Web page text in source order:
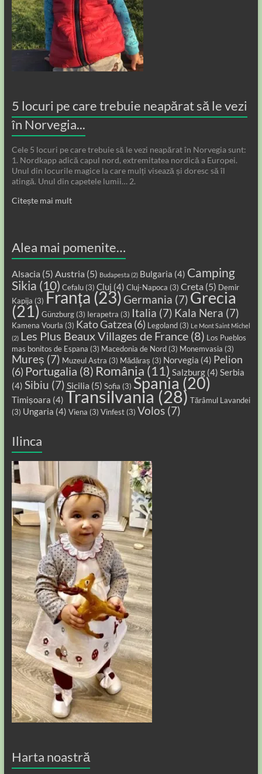
5 locuri pe care trebuie neapărat să le vezi
în Norvegia...
Cele 5 locuri pe care trebuie să le vezi neapărat în Norvegia sunt:
1. Nordkapp adică capul nord, extremitatea nordică a Europei.
Unul din locurile magice la care mulți visează și doresc să îl
atingă. Unul din capetele lumii… 2.
Citește mai mult
Alea mai pomenite…
Alsacia (5) Austria (5) Budapesta (2) Bulgaria (4) Camping
Sikia (10) Cefalu(3) Cluj (4) Cluj-Napoca (3) Creta (5) Demir
Kapija (3) Franța(23) Germania (7) Grecia
(21) Günzburg(3) Ierapetra (3) Italia (7) Kala Nera (7)
Kamena Vourla (3) Kato Gatzea (6) Legoland(3) Le Mont Saint Michel
(2) Les Plus Beaux Villages de France(8) Los Pueblos
mas bonitos de Espana (3) Macedonia de Nord(3) Monemvasia (3)
Mureș (7) Muzeul Astra (3) Mădăraș (3) Norvegia (4) Pelion
(6) Portugalia (8) România (11) Salzburg(4) Serbia
(4) Sibiu (7) Sicilia (5) Sofia (3) Spania (20)
Timișoara (4) Transilvania (28) Tărâmul Lavandei
(3) Ungaria (4) Viena (3) Vinfest(3) Volos(7)
Ilinca
Harta noastră